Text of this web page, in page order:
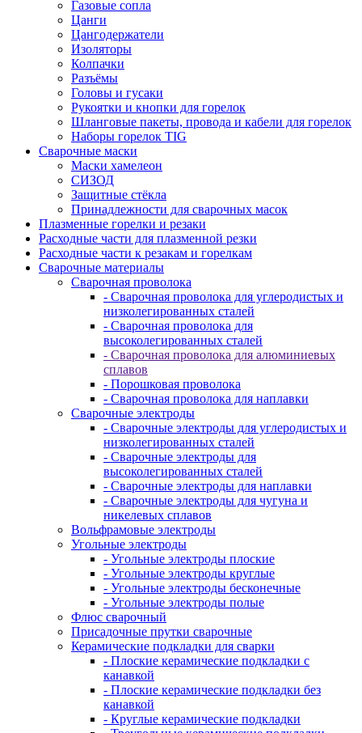
Газовые сопла
Цанги
Цангодержатели
Изоляторы
Колпачки
Разъёмы
Головы и гусаки
Рукоятки и кнопки для горелок
Шланговые пакеты, провода и кабели для горелок
Наборы горелок TIG
Сварочные маски
Маски хамелеон
СИЗОД
Защитные стёкла
Принадлежности для сварочных масок
Плазменные горелки и резаки
Расходные части для плазменной резки
Расходные части к резакам и горелкам
Сварочные материалы
Сварочная проволока
- Сварочная проволока для углеродистых и
низколегированных сталей
- Сварочная проволока для
высоколегированных сталей
- Сварочная проволока для алюминиевых
сплавов
- Порошковая проволока
- Сварочная проволока для наплавки
Сварочные электроды
- Сварочные электроды для углеродистых и
низколегированных сталей
- Сварочные электроды для
высоколегированных сталей
- Сварочные электроды для наплавки
- Сварочные электроды для чугуна и
никелевых сплавов
Вольфрамовые электроды
Угольные электроды
- Угольные электроды плоские
- Угольные электроды круглые
- Угольные электроды бесконечные
- Угольные электроды полые
Флюс сварочный
Присадочные прутки сварочные
Керамические подкладки для сварки
- Плоские керамические подкладки с
канавкой
- Плоские керамические подкладки без
канавкой
- Круглые керамические подкладки